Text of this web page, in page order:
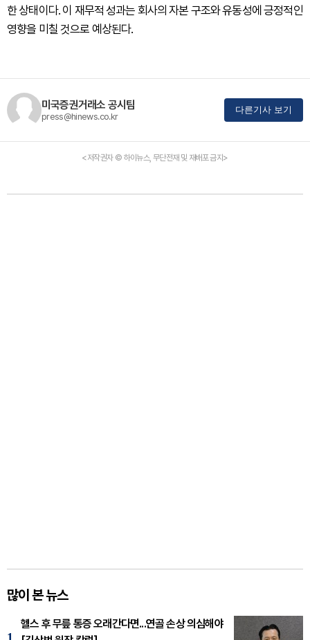
한 상태이다. 이 재무적 성과는 회사의 자본 구조와 유동성에 긍정적인
영향을 미칠 것으로 예상된다.
미국증권거래소 공시팀
press@hinews.co.kr
다른기사 보기
<저작권자 © 하이뉴스, 무단전재 및 재배포 금지>
많이 본 뉴스
1
헬스 후 무릎 통증 오래간다면...연골 손상 의심해야